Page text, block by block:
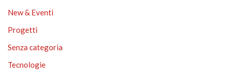
New & Eventi
Progetti
Senza categoria
Tecnologie